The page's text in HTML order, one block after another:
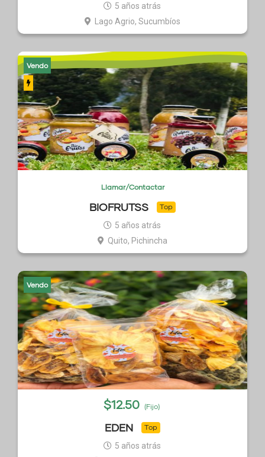
5 años atrás
Lago Agrio, Sucumbíos
Vendo
Llamar/Contactar
BIOFRUTSS Top
5 años atrás
Quito, Pichincha
Vendo
$12.50 (Fijo)
EDEN Top
5 años atrás